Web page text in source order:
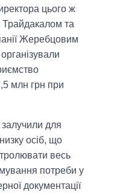
цього ж
та
Жеребцовим
млн грн при
залучили для
осіб, що
весь
потреби у
документації